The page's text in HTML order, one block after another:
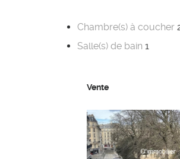
Chambre(s) à coucher
Salle(s) de bain 1
Vente